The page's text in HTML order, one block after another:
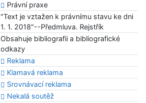
Právní praxe
"Text je vztažen k právnímu stavu ke dni
1. 1. 2018"--Předmluva. Rejstřík
Obsahuje bibliografii a bibliografické
odkazy
Reklama
Klamavá reklama
Srovnávací reklama
Nekalá soutěž